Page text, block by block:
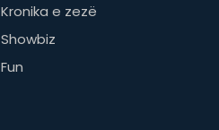
Kronika e zezë
Showbiz
Fun